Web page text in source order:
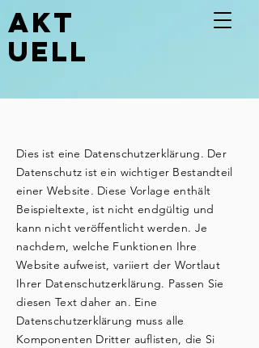
akt
uell
Dies ist eine Datenschutzerklärung. Der
Datenschutz ist ein wichtiger Bestandteil
einer Website. Diese Vorlage enthält
Beispieltexte, ist nicht endgültig und
kann nicht veröffentlicht werden. Je
nachdem, welche Funktionen Ihre
Website aufweist, variiert der Wortlaut
Ihrer Datenschutzerklärung. Passen Sie
diesen Text daher an. Eine
Datenschutzerklärung muss alle
Komponenten Dritter auflisten, die Si